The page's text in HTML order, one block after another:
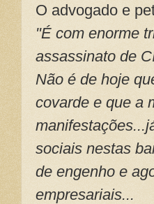
O advogado e
"É com enorme
assassinato de
Não é de hoje
covarde e que a
sociais nestas
de engenho e
empresariais...